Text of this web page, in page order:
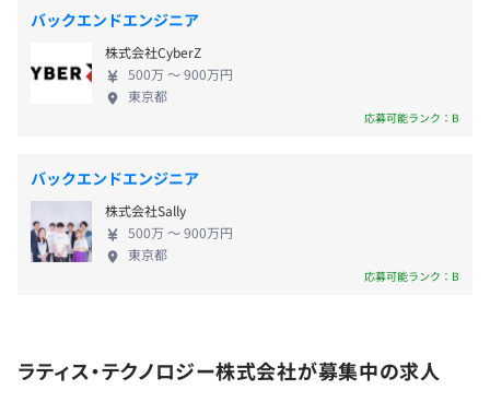
カシオ計算機 株式会社
ソニー 株式会社
株式会社 ニコン
ブラザー工業 株式会社
ウシオ電機 株式会社
東芝メディカルシステムズ 株式会社
日立建機 株式会社
ホシザキ電機 株式会社
■航空機
賞与実績：年2回（6月、12月）
※別途、業績連動賞与あり
社会保険完備（健康保険〈関東ITソフトウェア健康保険組
合加入〉・厚生年金保険、雇用保険・労災保険）
い働き方を実現していただけます。 また、月平均残
業時間は、全社平均10時間程度。 プライベートも充
実させていただける環境で、ライフワークバランス
も充実しています。
バックエンドエンジニア
株式会社CyberZ
500万 〜 900万円
東京都
応募可能ランク：B
バックエンドエンジニア
株式会社Sally
500万 〜 900万円
東京都
応募可能ランク：B
ラティス・テクノロジー株式会社が募集中の求人